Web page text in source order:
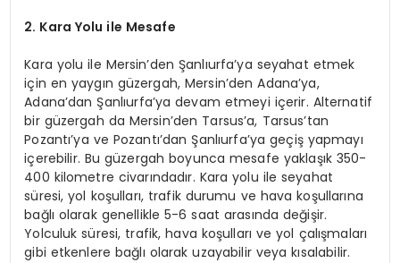
2. Kara Yolu ile Mesafe
Kara yolu ile Mersin’den Şanlıurfa’ya seyahat etmek
için en yaygın güzergah, Mersin’den Adana’ya,
Adana’dan Şanlıurfa’ya devam etmeyi içerir. Alternatif
bir güzergah da Mersin’den Tarsus’a, Tarsus’tan
Pozantı’ya ve Pozantı’dan Şanlıurfa’ya geçiş yapmayı
içerebilir. Bu güzergah boyunca mesafe yaklaşık 350-
400 kilometre civarındadır. Kara yolu ile seyahat
süresi, yol koşulları, trafik durumu ve hava koşullarına
bağlı olarak genellikle 5-6 saat arasında değişir.
Yolculuk süresi, trafik, hava koşulları ve yol çalışmaları
gibi etkenlere bağlı olarak uzayabilir veya kısalabilir.